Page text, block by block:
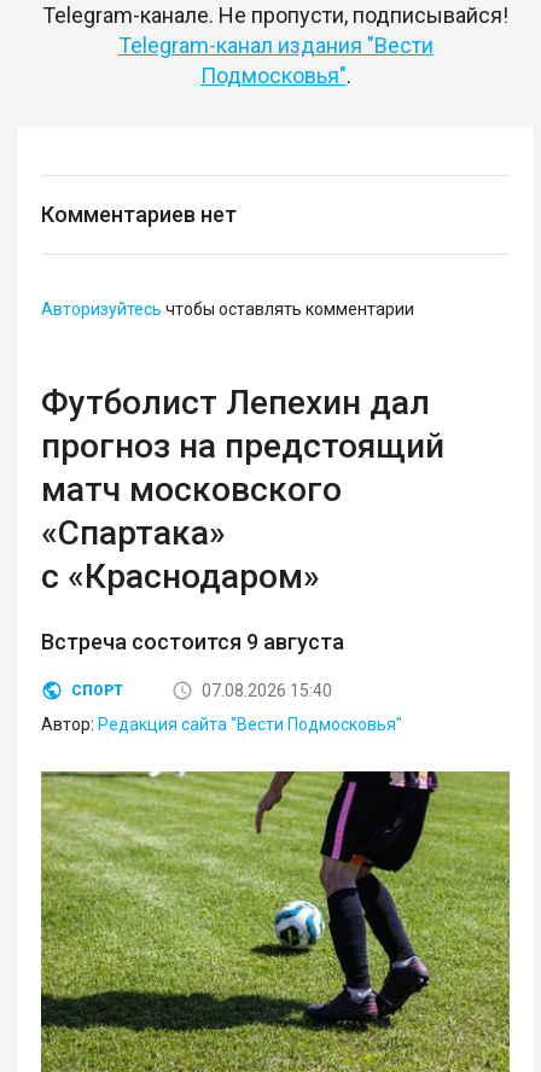
Telegram-канале. Не пропусти, подписывайся!
Telegram-канал издания "Вести
Подмосковья".
Комментариев нет
Авторизуйтесь чтобы оставлять комментарии
Футболист Лепехин дал
прогноз на предстоящий
матч московского
«Спартака»
с «Краснодаром»
Встреча состоится 9 августа
СПОРТ
07.08.2026 15:40
Автор: Редакция сайта "Вести Подмосковья"